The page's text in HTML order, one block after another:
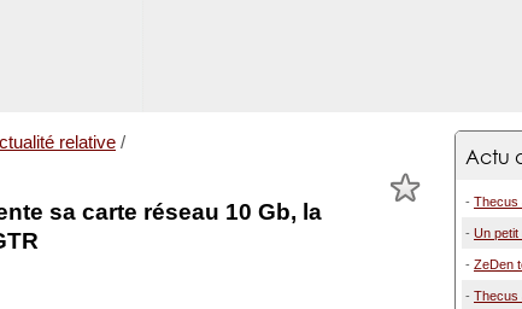
relative /
sa carte réseau 10 Gb, la
Actu
- Thecus
- Un petit
- ZeDen
- Thecus